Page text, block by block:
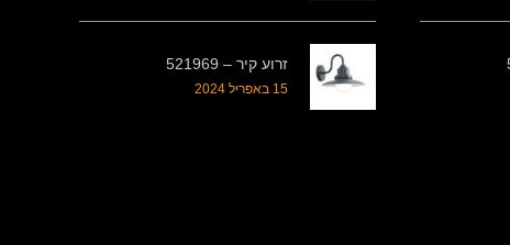
זרוע קיר – 521969
15 באפריל 2024